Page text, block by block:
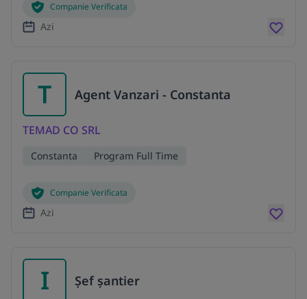
Companie Verificata
Azi
T Agent Vanzari - Constanta
TEMAD CO SRL
Constanta Program Full Time
Companie Verificata
Azi
I Șef șantier